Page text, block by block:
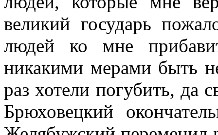
великий государь
людей ко мне
никакими мерами быть
раз хотели погубить, да
Брюховецкий